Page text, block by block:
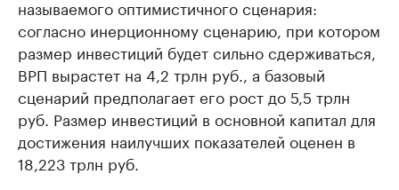
называемого оптимистичного сценария:
согласно инерционному сценарию, при котором
размер инвестиций будет сильно сдерживаться,
ВРП вырастет на 4,2 трлн руб., а базовый
сценарий предполагает его рост до 5,5 трлн
руб. Размер инвестиций в основной капитал для
достижения наилучших показателей оценен в
18,223 трлн руб.